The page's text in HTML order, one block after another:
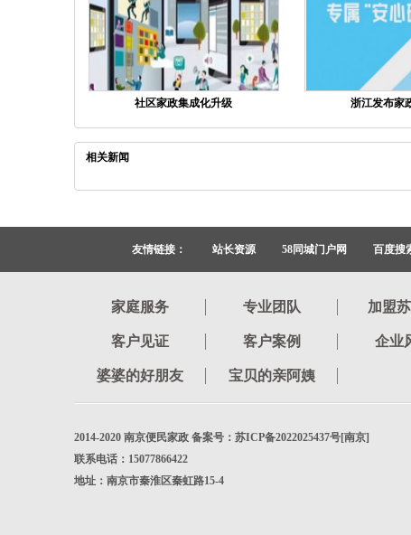
社区家政集成化升级 浙江发布家
相关新闻
友情链接： 站长资源 58同城门户网 百度搜
家庭服务 专业团队 加盟
客户见证 客户案例 企业
婆婆的好朋友 宝贝的亲阿姨
2014-2020 南京便民家政 备案号：苏ICP备2022025437号[南京]
联系电话：15077866422
地址：南京市秦淮区秦虹路15-4